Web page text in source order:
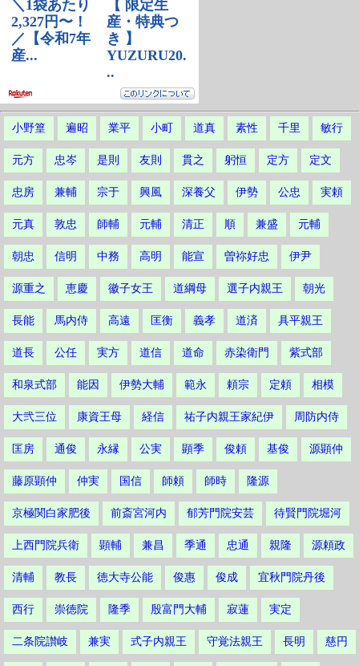
小野篁 遍昭 業平 小町 道真 素性 千里 敏行
元方 忠岑 是則 友則 貫之 躬恒 定方 定文
忠房 兼輔 宗于 興風 深養父 伊勢 公忠 実頼
元真 敦忠 師輔 元輔 清正 順 兼盛 元輔
朝忠 信明 中務 高明 能宣 曽祢好忠 伊尹
源重之 恵慶 徽子女王 道綱母 選子内親王 朝光
長能 馬内侍 高遠 匡衡 義孝 道済 具平親王
道長 公任 実方 道信 道命 赤染衛門 紫式部
和泉式部 能因 伊勢大輔 範永 頼宗 定頼 相模
大弐三位 康資王母 経信 祐子内親王家紀伊 周防内侍
匡房 通俊 永縁 公実 顕季 俊頼 基俊 源顕仲
藤原顕仲 仲実 国信 師頼 師時 隆源
京極関白家肥後 前斎宮河内 郁芳門院安芸 待賢門院堀河
上西門院兵衛 顕輔 兼昌 季通 忠通 親隆 源頼政
清輔 教長 徳大寺公能 俊惠 俊成 宜秋門院丹後
西行 崇徳院 隆季 殷富門大輔 寂蓮 実定
二条院讃岐 兼実 式子内親王 守覚法親王 長明 慈円